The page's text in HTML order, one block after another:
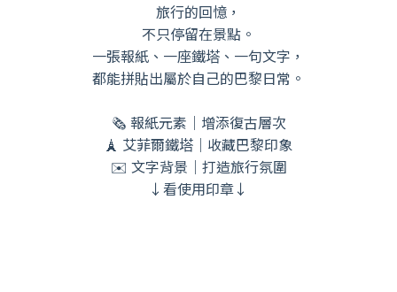
旅行的回憶，
不只停留在景點。
一張報紙、一座鐵塔、一句文字，
都能拼貼出屬於自己的巴黎日常。
🗞 報紙元素｜增添復古層次
🗼 艾菲爾鐵塔｜收藏巴黎印象
✉️ 文字背景｜打造旅行氛圍
↓看使用印章↓